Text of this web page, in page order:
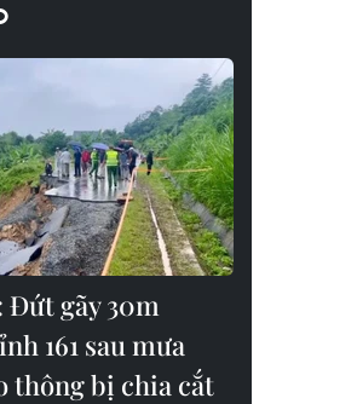
Đứt gãy 30m
161 sau mưa
thông bị chia cắt